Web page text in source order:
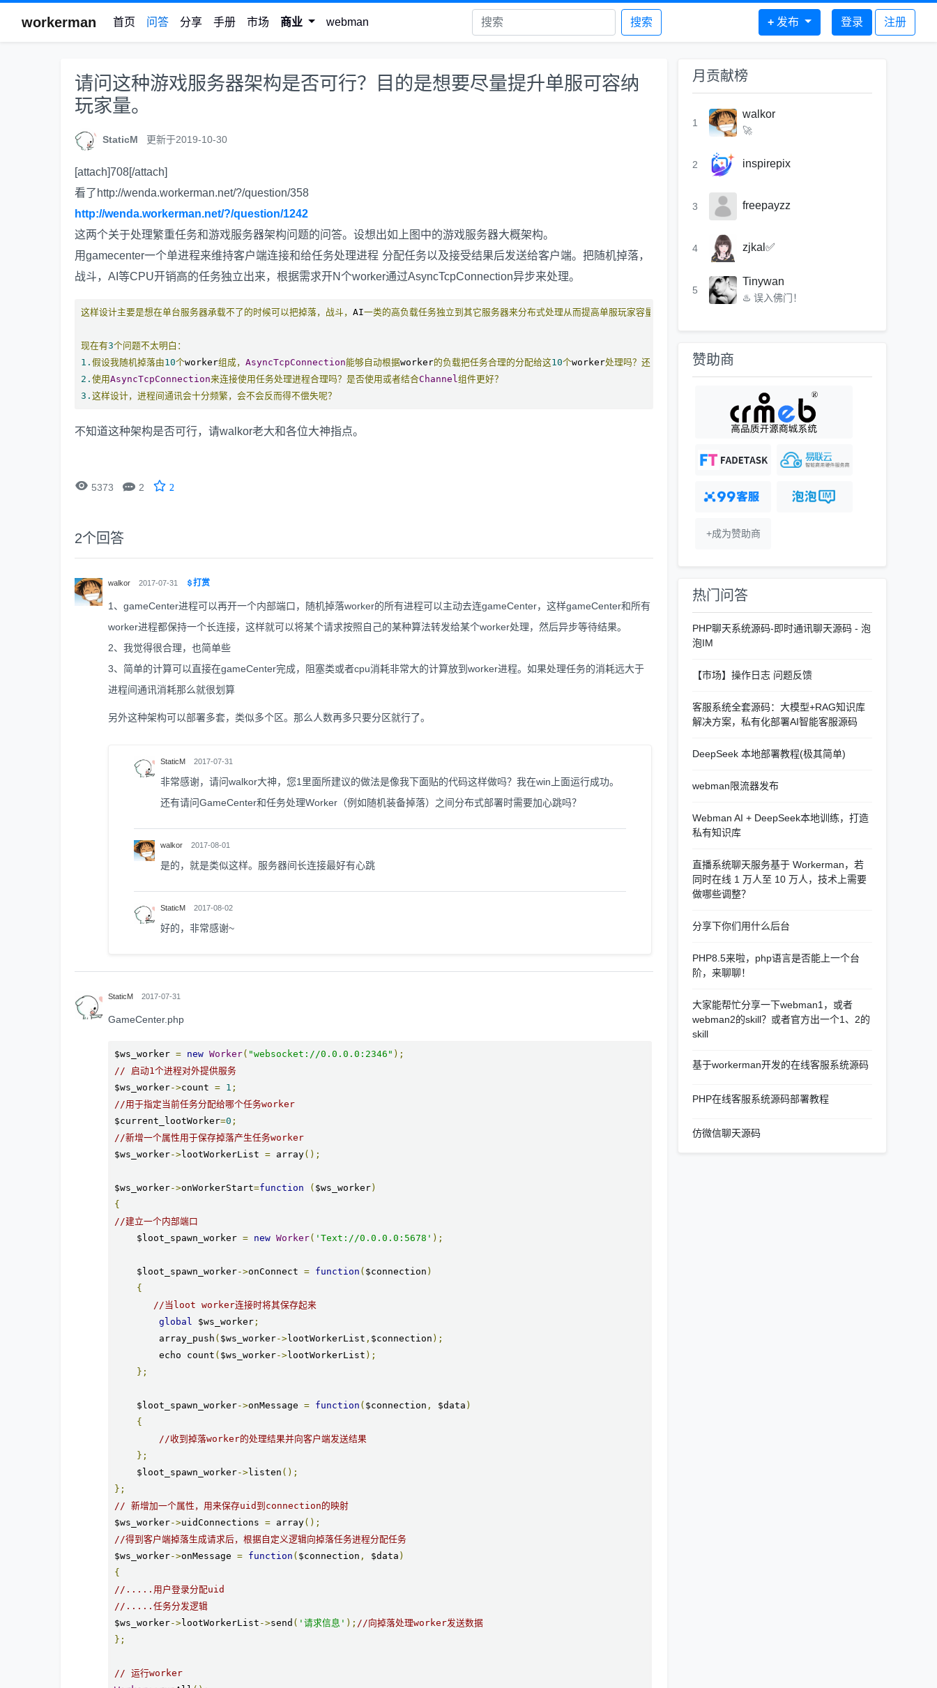
workerman 首页 问答 分享 手册 市场 商业 webman 搜索 + 发布 登录 注册
请问这种游戏服务器架构是否可行？目的是想要尽量提升单服可容纳
玩家量。
StaticM 更新于2019-10-30
[attach]708[/attach]
看了http://wenda.workerman.net/?/question/358
http://wenda.workerman.net/?/question/1242
这两个关于处理繁重任务和游戏服务器架构问题的问答。设想出如上图中的游戏服务器大概架构。
用gamecenter一个单进程来维持客户端连接和给任务处理进程 分配任务以及接受结果后发送给客户端。把随机掉落，
战斗，AI等CPU开销高的任务独立出来，根据需求开N个worker通过AsyncTcpConnection异步来处理。
这样设计主要是想在单台服务器承载不了的时候可以把掉落，战斗， AI一类的高负载任务独立到其它服务器来分布式处理从而提高单服玩家容量。
现在有3个问题不太明白：
1. 假设我随机掉落由10个worker组成， AsyncTcpConnection能够自动根据worker的负载把任务合理的分配给这10个worker处理吗？还是需要我自己来分配？如果是应该怎么做呢？
2. 使用AsyncTcpConnection来连接使用任务处理进程合理吗？是否使用或者结合Channel 组件更好？
3. 这样设计，进程间通讯会十分频繁，会不会反而得不偿失呢？
不知道这种架构是否可行，请walkor老大和各位大神指点。
 5373  2 2
2个回答
walkor 2017-07-31 打赏
1、gameCenter进程可以再开一个内部端口，随机掉落worker的所有进程可以主动去连gameCenter，这样gameCenter和所有
worker进程都保持一个长连接，这样就可以将某个请求按照自己的某种算法转发给某个worker处理，然后异步等待结果。
2、我觉得很合理，也简单些
3、简单的计算可以直接在gameCenter完成，阻塞类或者cpu消耗非常大的计算放到worker进程。如果处理任务的消耗远大于
进程间通讯消耗那么就很划算
另外这种架构可以部署多套，类似多个区。那么人数再多只要分区就行了。
StaticM 2017-07-31
非常感谢，请问walkor大神，您1里面所建议的做法是像我下面贴的代码这样做吗？我在win上面运行成功。
还有请问GameCenter和任务处理Worker（例如随机装备掉落）之间分布式部署时需要加心跳吗？
walkor 2017-08-01
是的，就是类似这样。服务器间长连接最好有心跳
StaticM 2017-08-02
好的，非常感谢~
StaticM 2017-07-31
GameCenter.php
$ws_worker = new Worker( "websocket://0.0.0.0:2346" );
// 启动1个进程对外提供服务
$ws_worker->count = 1 ;
//用于指定当前任务分配给哪个任务worker
$current_lootWorker=0 ;
//新增一个属性用于保存掉落产生任务worker
$ws_worker->lootWorkerList = array();
$ws_worker->onWorkerStart=function ( $ws_worker)
{
//建立一个内部端口
    $loot_spawn_worker
= new Worker( 'Text://0.0.0.0:5678' );
    $loot_spawn_worker
->onConnect = function ( $connection )
{
//当loot worker连接时将其保存起来
global $ws_worker ;
        array_push
( $ws_worker->lootWorkerList , $connection );
        echo count
( $ws_worker->lootWorkerList );
};
    $loot_spawn_worker
->onMessage = function ( $connection , $data )
{
//收到掉落worker的处理结果并向客户端发送结果
};
    $loot_spawn_worker
->listen ();
};
// 新增加一个属性，用来保存uid到connection的映射
$ws_worker->uidConnections = array();
//得到客户端掉落生成请求后，根据自定义逻辑向掉落任务进程分配任务
$ws_worker->onMessage = function ( $connection , $data )
{
//.....用户登录分配uid
//.....任务分发逻辑
$ws_worker->lootWorkerList ->send ( '请求信息' ); //向掉落处理worker发送数据
};
// 运行worker
月贡献榜
1
walkor
🚀
2 inspirepix
3 freepayzz
4 zjkal✅
5
Tinywan
♨️ 误入佛门！
赞助商
+成为赞助商
热门问答
PHP聊天系统源码-即时通讯聊天源码 - 泡
泡IM
【市场】操作日志 问题反馈
客服系统全套源码：大模型+RAG知识库
解决方案，私有化部署AI智能客服源码
DeepSeek 本地部署教程(极其简单)
webman限流器发布
Webman AI + DeepSeek本地训练，打造
私有知识库
直播系统聊天服务基于 Workerman，若
同时在线 1 万人至 10 万人，技术上需要
做哪些调整？
分享下你们用什么后台
PHP8.5来啦，php语言是否能上一个台
阶，来聊聊！
大家能帮忙分享一下webman1，或者
webman2的skill？或者官方出一个1、2的
skill
基于workerman开发的在线客服系统源码
PHP在线客服系统源码部署教程
仿微信聊天源码